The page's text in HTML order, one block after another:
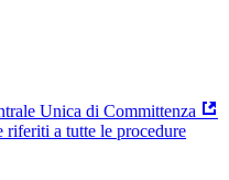
Unica di Committenza
riferiti a tutte le procedure